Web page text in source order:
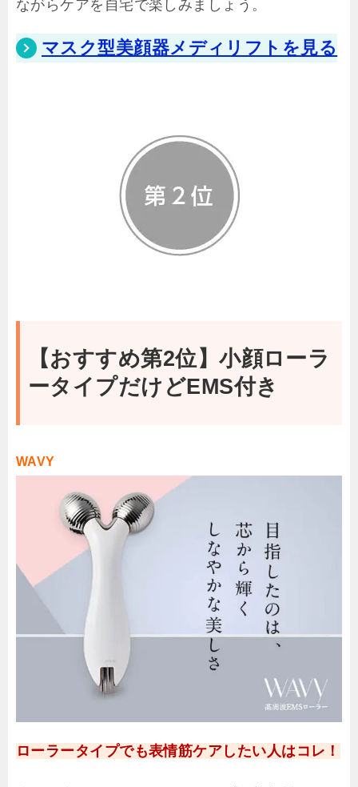
ながらケアを自宅で楽しみましょう。
マスク型美顔器メディリフトを見る
【おすすめ第2位】小顔ローラ
ータイプだけどEMS付き
WAVY
ローラータイプでも表情筋ケアしたい人はコレ！